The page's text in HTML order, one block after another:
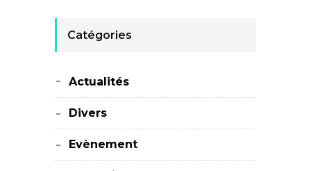
Catégories
Actualités
Divers
Evènement